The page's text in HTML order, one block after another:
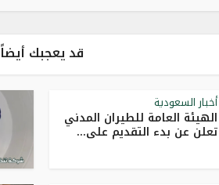
قد يعجبك أيضاً
أخبار السعودية
الهيئة العامة للطيران المدني
تعلن عن بدء التقديم على...